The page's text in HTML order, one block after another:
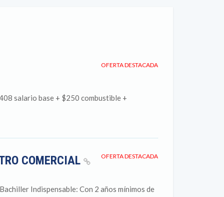
OFERTA DESTACADA
salario base + $250 combustible +
OFERTA DESTACADA
COMERCIAL
Indispensable: Con 2 años mínimos de